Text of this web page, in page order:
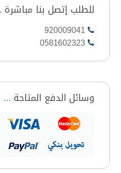
للطلب إتصل بنا مباشرة
920009041
0581602323
وسائل الدفع المتاحة